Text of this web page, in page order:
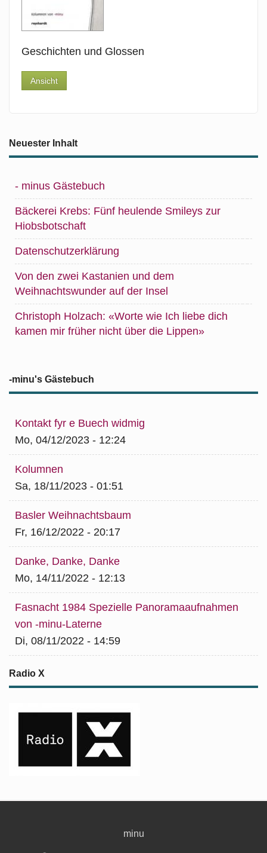
Geschichten und Glossen
Ansicht
Neuester Inhalt
- minus Gästebuch
Bäckerei Krebs: Fünf heulende Smileys zur
Hiobsbotschaft
Datenschutzerklärung
Von den zwei Kastanien und dem
Weihnachtswunder auf der Insel
Christoph Holzach: «Worte wie Ich liebe dich
kamen mir früher nicht über die Lippen»
-minu's Gästebuch
Kontakt fyr e Buech widmig
Mo, 04/12/2023 - 12:24
Kolumnen
Sa, 18/11/2023 - 01:51
Basler Weihnachtsbaum
Fr, 16/12/2022 - 20:17
Danke, Danke, Danke
Mo, 14/11/2022 - 12:13
Fasnacht 1984 Spezielle Panoramaaufnahmen
von -minu-Laterne
Di, 08/11/2022 - 14:59
Radio X
minu